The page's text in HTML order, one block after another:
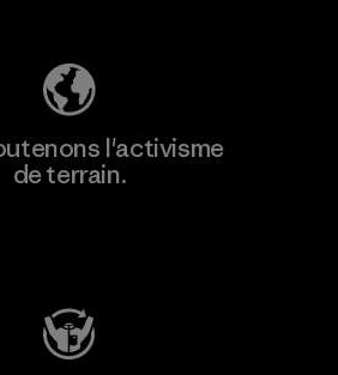
l'activisme
de terrain.